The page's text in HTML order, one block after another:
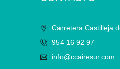
Carretera Castilleja
954 16 92 97
info@ccairesur.com